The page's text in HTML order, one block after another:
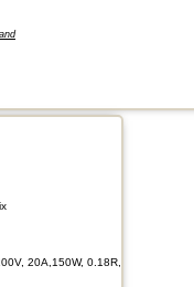
20A,150W, 0.18R,